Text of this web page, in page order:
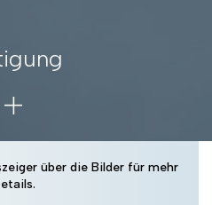
und verwandeln Sie
nachhaltige
Optimieren Sie Betrieb,
Innovation – für
industrielle Vorreiter
über die Bilder für mehr